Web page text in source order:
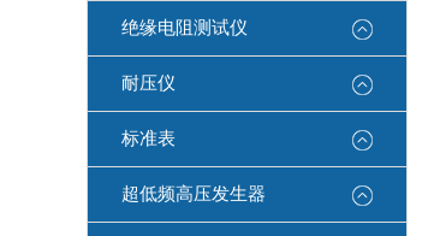
绝缘电阻测试仪
耐压仪
标准表
超低频高压发生器